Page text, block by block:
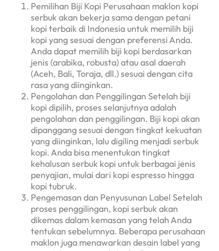
Pemilihan Biji Kopi Perusahaan maklon kopi
serbuk akan bekerja sama dengan petani
kopi terbaik di Indonesia untuk memilih biji
kopi yang sesuai dengan preferensi Anda.
Anda dapat memilih biji kopi berdasarkan
jenis (arabika, robusta) atau asal daerah
(Aceh, Bali, Toraja, dll.) sesuai dengan cita
rasa yang diinginkan.
Pengolahan dan Penggilingan Setelah biji
kopi dipilih, proses selanjutnya adalah
pengolahan dan penggilingan. Biji kopi akan
dipanggang sesuai dengan tingkat kekuatan
yang diinginkan, lalu digiling menjadi serbuk
kopi. Anda bisa menentukan tingkat
kehalusan serbuk kopi untuk berbagai jenis
penyajian, mulai dari kopi espresso hingga
kopi tubruk.
Pengemasan dan Penyusunan Label Setelah
proses penggilingan, kopi serbuk akan
dikemas dalam kemasan yang telah Anda
tentukan sebelumnya. Beberapa perusahaan
maklon juga menawarkan desain label yang